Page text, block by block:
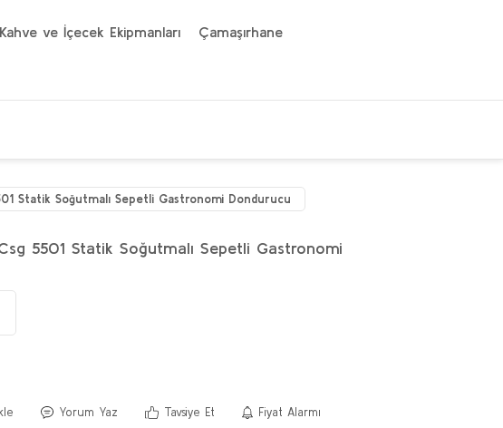
Kahve ve İçecek Ekipmanları Çamaşırhane
Statik Soğutmalı Sepetli Gastronomi Dondurucu
5501 Statik Soğutmalı Sepetli Gastronomi
Yorum Yaz Tavsiye Et Fiyat Alarmı